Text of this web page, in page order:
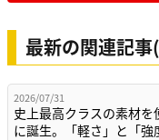
最新の関連記
2026/07/31
史上最高クラスの素材
に誕生。「軽さ」と「